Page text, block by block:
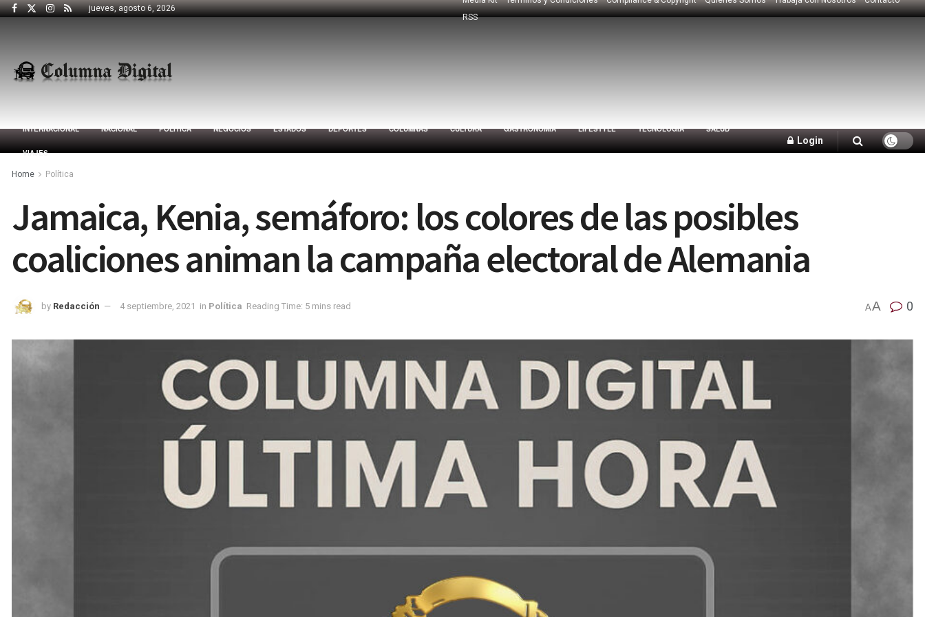
jueves, agosto 6, 2026
RSS
INTERNACIONAL NACIONAL POLÍTICA NEGOCIOS ESTADOS DEPORTES COLUMNAS CULTURA GASTRONOMÍA LIFESTYLE TECNOLOGÍA SALUD
VIAJES
Login
Home Política
Jamaica, Kenia, semáforo: los colores de las posibles
coaliciones animan la campaña electoral de Alemania
by Redacción 4 septiembre, 2021 in Política Reading Time: 5 mins read AA 0